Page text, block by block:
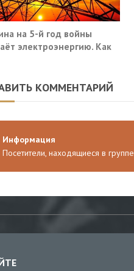
на 5-й год войны
электроэнергию. Как
КОММЕНТАРИЙ
Информация
Посетители, находящиеся в группе